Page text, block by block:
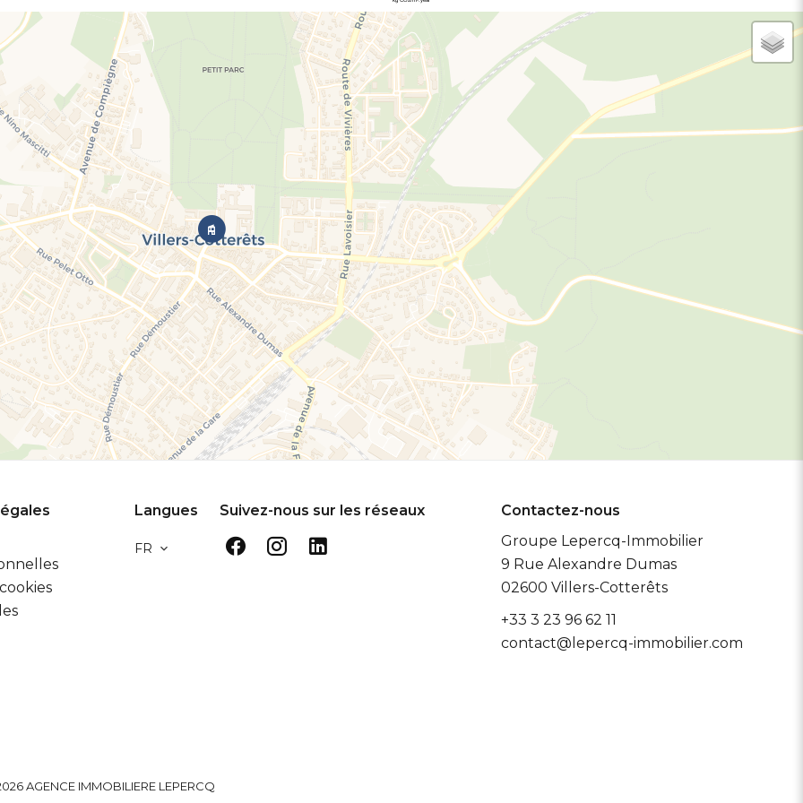
Langues
FR
Suivez-nous sur les réseaux
Contactez-nous
Groupe Lepercq-Immobilier
9 Rue Alexandre Dumas
02600 Villers-Cotterêts
+33 3 23 96 62 11
contact@lepercq-immobilier.com
AGENCE IMMOBILIERE LEPERCQ